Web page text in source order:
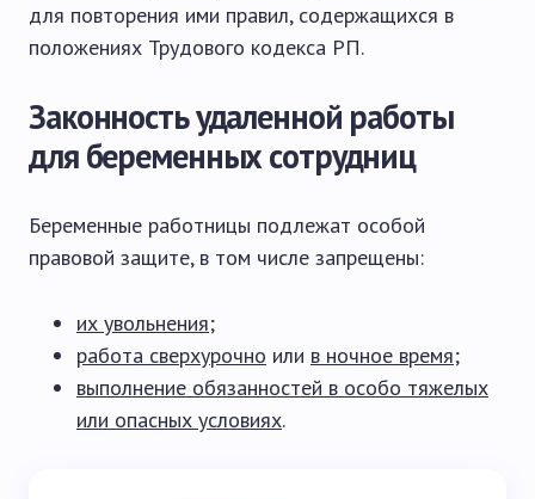
для повторения ими правил, содержащихся в
положениях Трудового кодекса РП.
Законность удаленной работы
для беременных сотрудниц
Беременные работницы подлежат особой
правовой защите, в том числе запрещены:
их увольнения;
работа сверхурочно или в ночное время;
выполнение обязанностей в особо тяжелых
или опасных условиях.